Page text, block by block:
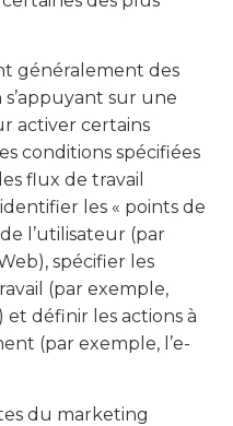
généralement des
sur une
activer certains
conditions spécifiées
flux de travail
les « points de
l’utilisateur (par
spécifier les
(par exemple,
et définir les actions à
(par exemple, l’e-
du marketing